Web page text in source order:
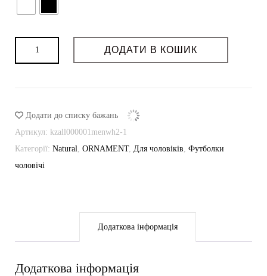
Можливість індивідуального пошиття: так
Футболка
чоловіча
ДОДАТИ В КОШИК
Додати до списку бажань
Артикул: kzall000001menwh2-1
Категорії: Natural ORNAMENT, Для чоловіків Футболки
чоловічі
Додаткова інформація
Додаткова інформація